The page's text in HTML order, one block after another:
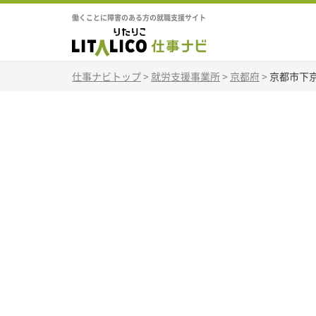
働くことに障害のある方の就職支援サイト
仕事ナビトップ> 就労支援事業所> 京都府> 京都市下